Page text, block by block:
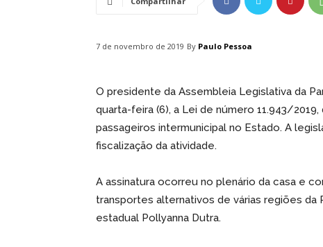
7 de novembro de 2019 By Paulo Pessoa
O presidente da Assembleia Legislativa da
quarta-feira (6), a Lei de número 11.943/
passageiros intermunicipal no Estado. A
fiscalização da atividade.
A assinatura ocorreu no plenário da casa e
transportes alternativos de várias regiões da
estadual Pollyanna Dutra.